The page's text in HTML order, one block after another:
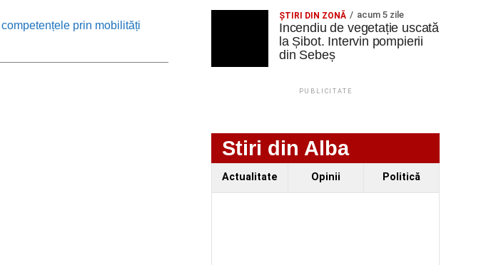
prin mobilități
ŞTIRI DIN ZONĂ acum 5 zile
Incendiu de vegetație uscată
la Șibot. Intervin pompierii
din Sebeș
PUBLICITATE
Stiri din Alba
Actualitate Opinii Politică